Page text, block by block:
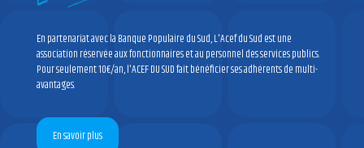
En partenariat avec la Banque Populaire du Sud, L'Acef du Sud est une
association réservée aux fonctionnaires et au personnel des services publics.
Pour seulement 10€/an, l'ACEF DU SUD fait bénéficier ses adhérents de multi-
avantages.
En savoir plus